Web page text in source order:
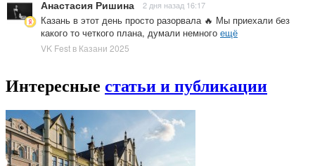
Анастасия Ришина 2 дня назад 16:17
Казань в этот день просто разорвала 🔥 Мы приехали без
какого то четкого плана, думали немного ещё
VK Fest в Казани 2025
Интересные статьи и публикации